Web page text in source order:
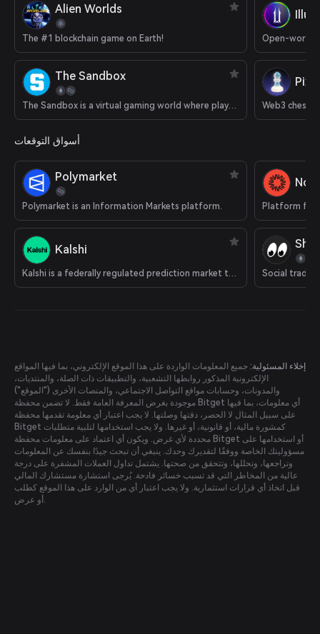
Alien Worlds
The #1 blockchain game on Earth!
The Sandbox
The Sandbox is a virtual gaming world where players can build, own, and monetize their gaming experiences.
Open-world
Web3 chess
أسواق التوقعات
Polymarket
Polymarket is an Information Markets platform.
Kalshi
Kalshi is a federally regulated prediction market that supports cryptocurrency deposits.
Platform for
Social
إخلاء المسئولية: جميع المعلومات الواردة على هذا الموقع الإلكتروني، بما فيها المواقع
الإلكترونية المذكور روابطها التشعبية، والتطبيقات ذات الصلة، والمنتديات،
والمدونات، وحسابات مواقع التواصل الاجتماعي، والمنصات الأخرى ("الموقع")
موجودة بغرض المعرفة العامة فقط. لا تضمن محفظة Bitget أي معلومات، بما فيها
على سبيل المثال لا الحصر، دقتها وصلتها. لا يجب اعتبار أي معلومة تقدمها محفظة
Bitget كمشورة مالية، أو قانونية، أو غيرها. ولا يجب استخدامها لتلبية متطلبات
محددة لأي غرض. ويكون أي اعتماد على معلومات محفظة Bitget أو استخدامها على
مسؤوليتك الخاصة ووفقًا لتقديرك وحدك. ينبغي أن تبحث جيدًا بنفسك عن المعلومات
وتراجعها، وتحللها، وتتحقق من صحتها. يشتمل تداول العملات المشفرة على درجة
عالية من المخاطر التي قد تسبب خسائر فادحة. يُرجى استشارة مستشارك المالي
قبل اتخاذ أي قرارات استثمارية. ولا يجب اعتبار أي من الوارد على هذا الموقع كطلب
أو عرض.